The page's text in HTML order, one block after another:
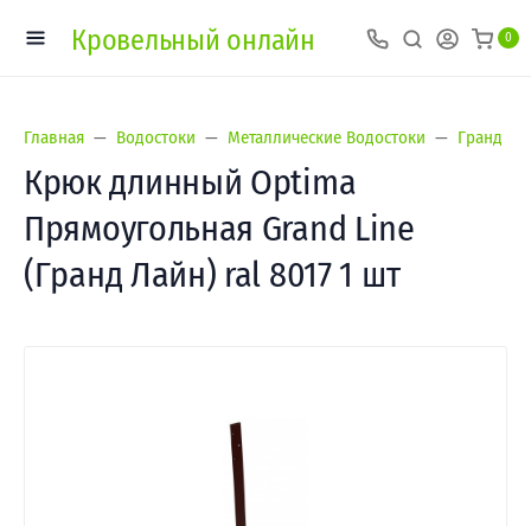
Кровельный онлайн 0
Главная Водостоки Металлические Водостоки Гранд
Крюк длинный Optima
Прямоугольная Grand Line
(Гранд Лайн) ral 8017 1 шт